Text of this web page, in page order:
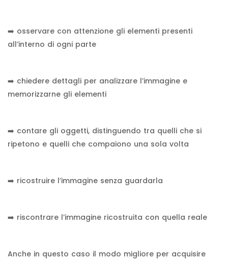
➡️ osservare con attenzione gli elementi presenti
all’interno di ogni parte
➡️ chiedere dettagli per analizzare l’immagine e
memorizzarne gli elementi
➡️ contare gli oggetti, distinguendo tra quelli che si
ripetono e quelli che compaiono una sola volta
➡️ ricostruire l’immagine senza guardarla
➡️ riscontrare l’immagine ricostruita con quella reale
Anche in questo caso il modo migliore per acquisire